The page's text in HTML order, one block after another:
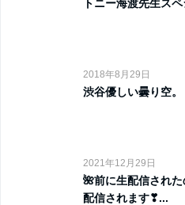
トニー海渡先生ス
2018年8月29日
渋谷優しい曇り空。
2021年12月29日
🌺前に生配信され
配信されます❣...